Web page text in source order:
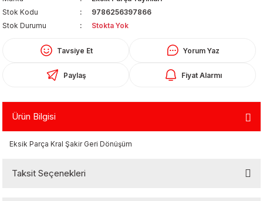
Stok Kodu
9786256397866
Stok Durumu
Stokta Yok
Tavsiye Et Yorum Yaz
Paylaş Fiyat Alarmı
Ürün Bilgisi
Eksik Parça Kral Şakir Geri Dönüşüm
Taksit Seçenekleri